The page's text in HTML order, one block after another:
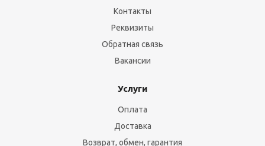
Контакты
Реквизиты
Обратная связь
Вакансии
Услуги
Оплата
Доставка
Возврат, обмен, гарантия